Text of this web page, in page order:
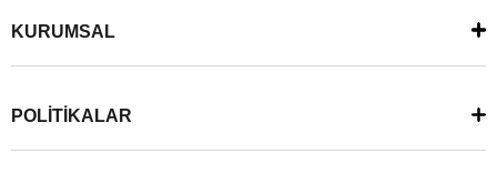
KURUMSAL
POLİTİKALAR